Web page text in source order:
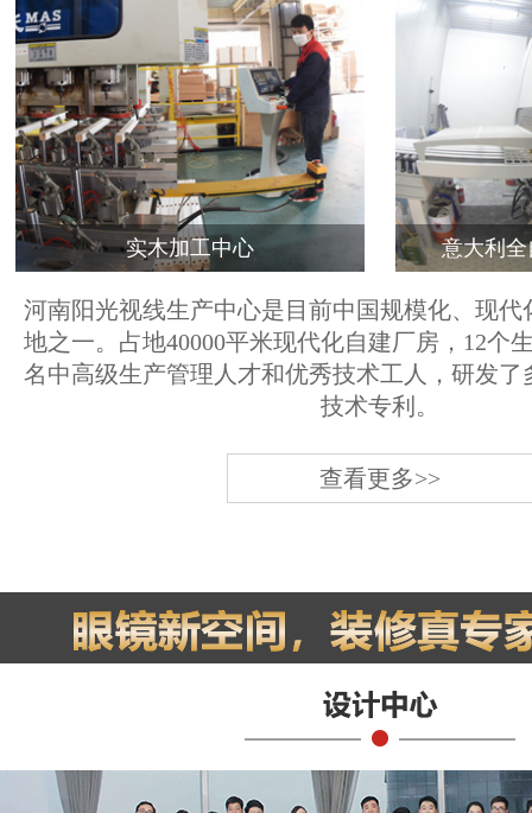
实木加工中心 意大利
河南阳光视线生产中心是目前中国规模化、现代
地之一。占地40000平米现代化自建厂房，12个
名中高级生产管理人才和优秀技术工人，研发了
技术专利。
查看更多>>